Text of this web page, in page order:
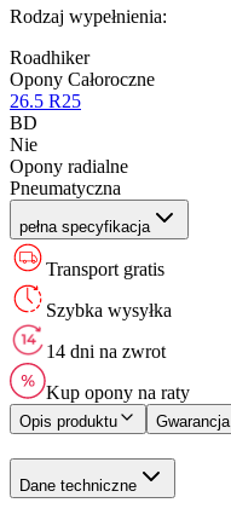
Rodzaj wypełnienia:
Roadhiker
Opony Całoroczne
26.5 R25
BD
Nie
Opony radialne
Pneumatyczna
pełna specyfikacja
Transport gratis
Szybka wysyłka
14 dni na zwrot
Kup opony na raty
Opis produktu Gwarancja
Dane techniczne